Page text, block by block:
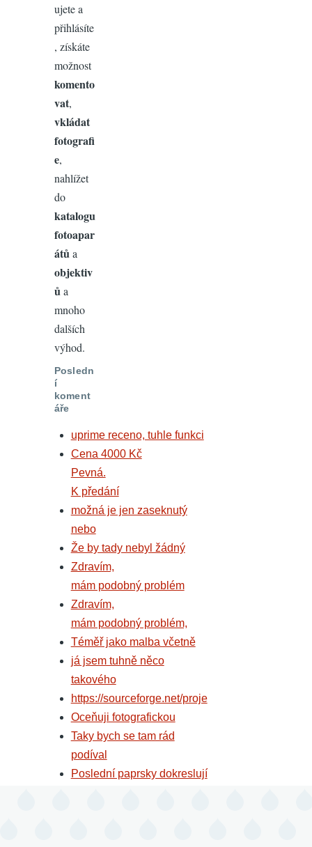
ujete a
přihlásíte
, získáte
možnost
komento
vat,
vkládat
fotografi
e,
nahlížet
do
katalogu
fotoapar
átů a
objektiv
ů a
mnoho
dalších
výhod.
Posledn
í
koment
áře
uprime receno, tuhle funkci
Cena 4000 Kč
Pevná.
K předání
možná je jen zaseknutý
nebo
Že by tady nebyl žádný
Zdravím,
mám podobný problém
Zdravím,
mám podobný problém,
Téměř jako malba včetně
já jsem tuhně něco
takového
https://sourceforge.net/proje
Oceňuji fotografickou
Taky bych se tam rád
podíval
Poslední paprsky dokreslují